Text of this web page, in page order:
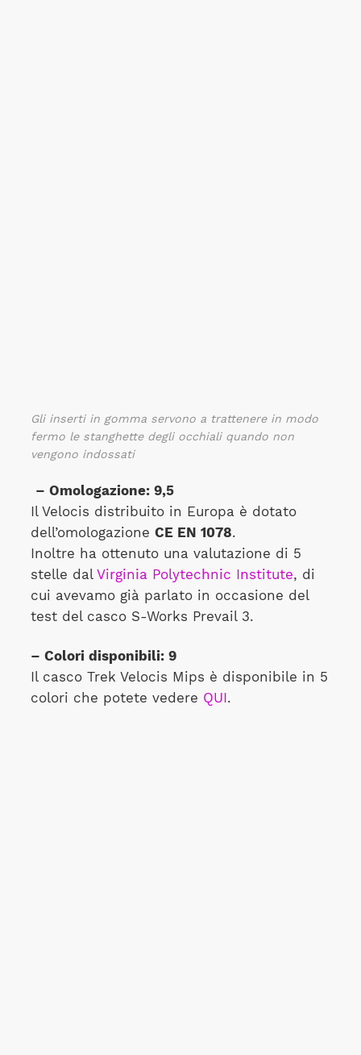
Gli inserti in gomma servono a trattenere in modo
fermo le stanghette degli occhiali quando non
vengono indossati
– Omologazione: 9,5
Il Velocis distribuito in Europa è dotato
dell’omologazione CE EN 1078.
Inoltre ha ottenuto una valutazione di 5
stelle dal Virginia Polytechnic Institute, di
cui avevamo già parlato in occasione del
test del casco S-Works Prevail 3.
– Colori disponibili: 9
Il casco Trek Velocis Mips è disponibile in 5
colori che potete vedere QUI.